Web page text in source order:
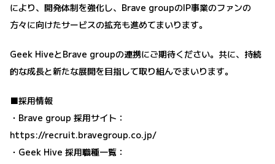
により、開発体制を強化し、Brave groupのIP事業のファンの
方々に向けたサービスの拡充も進めてまいります。
Geek HiveとBrave groupの連携にご期待ください。共に、持続
的な成長と新たな展開を目指して取り組んでまいります。
■採用情報
・Brave group 採用サイト：
https://recruit.bravegroup.co.jp/
・Geek Hive 採用職種一覧：